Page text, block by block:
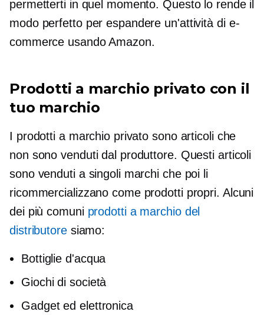
permetterti in quel momento. Questo lo rende il
modo perfetto per espandere un'attività di e-
commerce usando Amazon.
Prodotti a marchio privato con il
tuo marchio
I prodotti a marchio privato sono articoli che
non sono venduti dal produttore. Questi articoli
sono venduti a singoli marchi che poi li
ricommercializzano come prodotti propri. Alcuni
dei più comuni prodotti a marchio del
distributoresiamo:
Bottiglie d'acqua
Giochi di società
Gadget ed elettronica